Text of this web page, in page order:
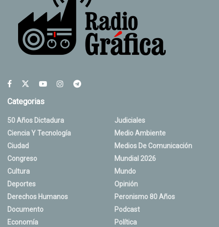
Categorias
50 Años Dictadura
Ciencia Y Tecnología
Ciudad
Congreso
Cultura
Deportes
Derechos Humanos
Documento
Economía
Judiciales
Medio Ambiente
Medios De Comunicación
Mundial 2026
Mundo
Opinión
Peronismo 80 Años
Podcast
Política